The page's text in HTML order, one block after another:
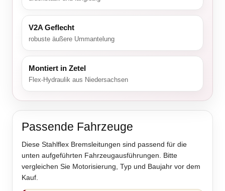
V2A Geflecht
robuste äußere Ummantelung
Montiert in Zetel
Flex-Hydraulik aus Niedersachsen
Passende Fahrzeuge
Diese Stahlflex Bremsleitungen sind passend für die
unten aufgeführten Fahrzeugausführungen. Bitte
vergleichen Sie Motorisierung, Typ und Baujahr vor dem
Kauf.